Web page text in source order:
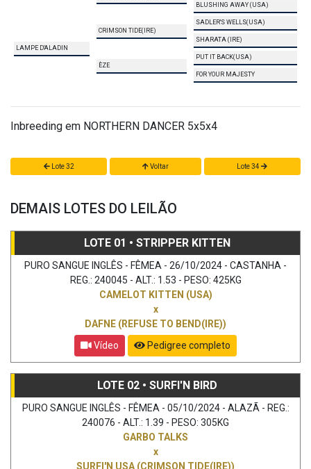
BLUSHING AWAY (USA)
LAMPE D'ALADIN
CRIMSON TIDE(IRE)
SADLER'S WELLS(USA)
SHARATA (IRE)
ÈZE
PUT IT BACK(USA)
FOR YOUR MAJESTY
Inbreeding em NORTHERN DANCER 5x5x4
Lote 32 Voltar Lote 34
DEMAIS LOTES DO LEILÃO
LOTE 01 • STRIPPER KITTEN
PURO SANGUE INGLÊS - FÊMEA - 26/10/2024 - CASTANHA -
REG.: 240045 - ALT.: 1.53 - PESO: 425KG
CAMELOT KITTEN (USA)
x
DAFNE (REFUSE TO BEND(IRE))
Vídeo
Pedigree completo
LOTE 02 • SURFI'N BIRD
PURO SANGUE INGLÊS - FÊMEA - 05/10/2024 - ALAZÃ - REG.:
240076 - ALT.: 1.39 - PESO: 305KG
GARBO TALKS
x
SURFI'N USA (CRIMSON TIDE(IRE))